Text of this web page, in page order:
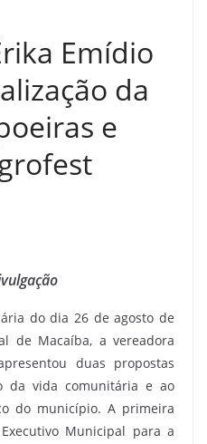
Emídio
da
e
do dia 26 de agosto de
de Macaíba, a vereadora
duas propostas
da vida comunitária e ao
do município. A primeira
Municipal para a